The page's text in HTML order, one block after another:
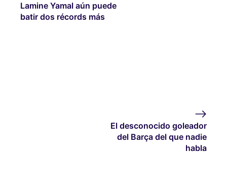
Lamine Yamal aún puede
batir dos récords más
El desconocido goleador
del Barça del que nadie
habla